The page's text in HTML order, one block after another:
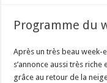
Programme du
Après un très beau week-
s’annonce aussi très
grâce au retour de la